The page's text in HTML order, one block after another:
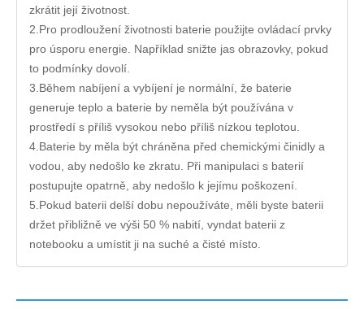
zkrátit její životnost.
2.Pro prodloužení životnosti baterie použijte ovládací prvky
pro úsporu energie. Například snižte jas obrazovky, pokud
to podmínky dovolí.
3.Během nabíjení a vybíjení je normální, že baterie
generuje teplo a baterie by neměla být používána v
prostředí s příliš vysokou nebo příliš nízkou teplotou.
4.Baterie by měla být chráněna před chemickými činidly a
vodou, aby nedošlo ke zkratu. Při manipulaci s baterií
postupujte opatrně, aby nedošlo k jejímu poškození.
5.Pokud baterii delší dobu nepoužíváte, měli byste baterii
držet přibližně ve výši 50 % nabití, vyndat baterii z
notebooku a umístit ji na suché a čisté místo.